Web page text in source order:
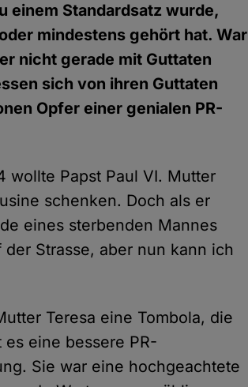
einem Standardsatz wurde,
mindestens gehört hat. War
nicht gerade mit Guttaten
sich von ihren Guttaten
Opfer einer genialen PR-
wollte Papst Paul VI. Mutter
schenken. Doch als er
eines sterbenden Mannes
Strasse, aber nun kann ich
Teresa eine Tombola, die
eine bessere PR-
Sie war eine hochgeachtete